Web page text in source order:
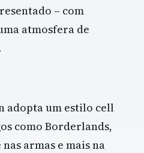
– com
atmosfera de
adopta um estilo cell
como Borderlands,
armas e mais na